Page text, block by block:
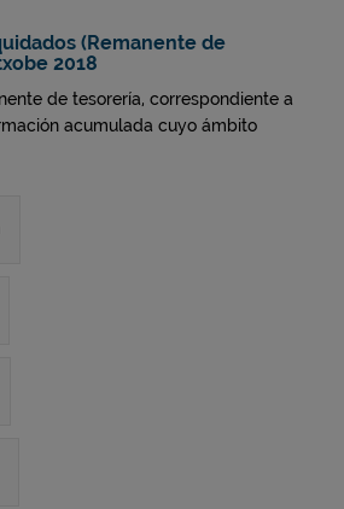
(Remanente de
2018
de tesorería, correspondiente a
acumulada cuyo ámbito